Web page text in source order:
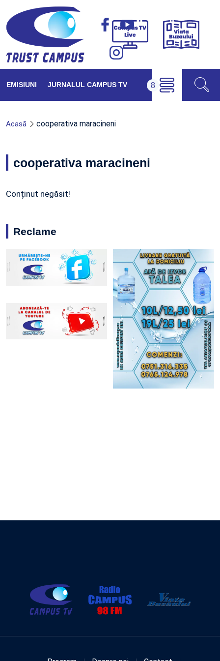
Campus
Viața
EMISIUNI JURNALUL CAMPUS TV
Acasă cooperativa maracineni
cooperativa maracineni
Conținut negăsit!
Reclame